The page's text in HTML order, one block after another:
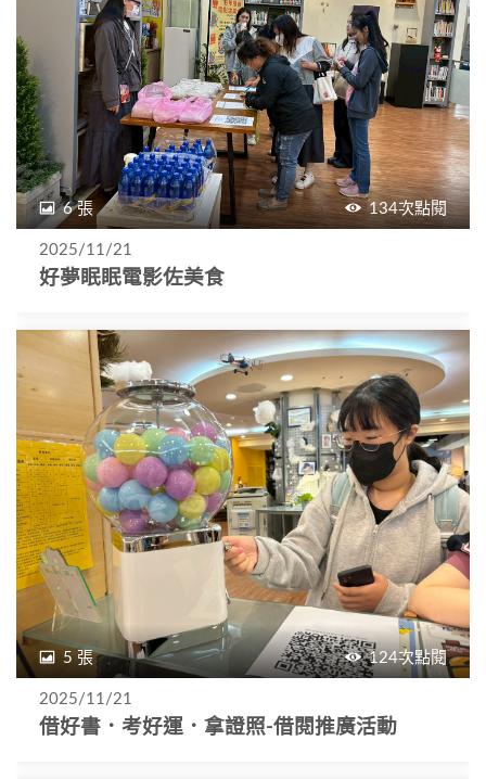
6 張 134次點閱
2025/11/21
好夢眠眠電影佐美食
5 張 124次點閱
2025/11/21
借好書．考好運．拿證照-借閱推廣活動